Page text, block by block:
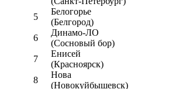
5
Белогорье
(Белгород)
6
Динамо-ЛО
(Сосновый бор)
7
Енисей
(Красноярск)
8
Нова
(Новокуйбышевск)